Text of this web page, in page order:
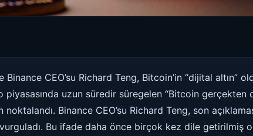
CEO’su Richard Teng, Bitcoin’in “dijital altın”
uzun süredir süregelen “Bitcoin gerçekten
Binance CEO’su Richard Teng, son
vurguladı. Bu ifade daha önce birçok kez dile getirilmiş